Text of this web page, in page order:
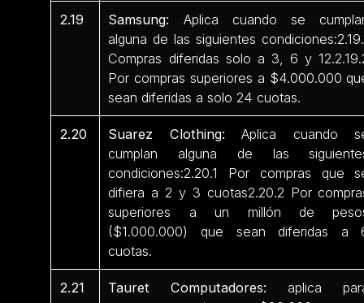
2.19 Samsung: Aplica cuando se
alguna de las siguientes
Compras diferidas solo a 3, 6 y
Por compras superiores a $4.000.000
sean diferidas a solo 24 cuotas.
2.20 Suarez Clothing: Aplica cuando
cumplan alguna de las
condiciones:2.20.1 Por compras que
difiera a 2 y 3 cuotas2.20.2 Por
superiores a un millón de
($1.000.000) que sean diferidas a
cuotas.
2.21 Tauret Computadores: aplica